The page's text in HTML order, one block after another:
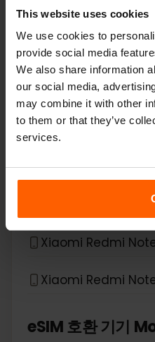
This website uses cookies
We use cookies to
provide social media
We also share information
our social media,
may combine it with other
to them or that they’ve
services.
Xiaomi 14
Xiaomi 14 Pro
Xiaomi 14T
Xiaomi 14T Pro
Xiaomi 15
Xiaomi Redmi Note
Xiaomi Redmi
Xiaomi Redmi
eSIM 호환 기기